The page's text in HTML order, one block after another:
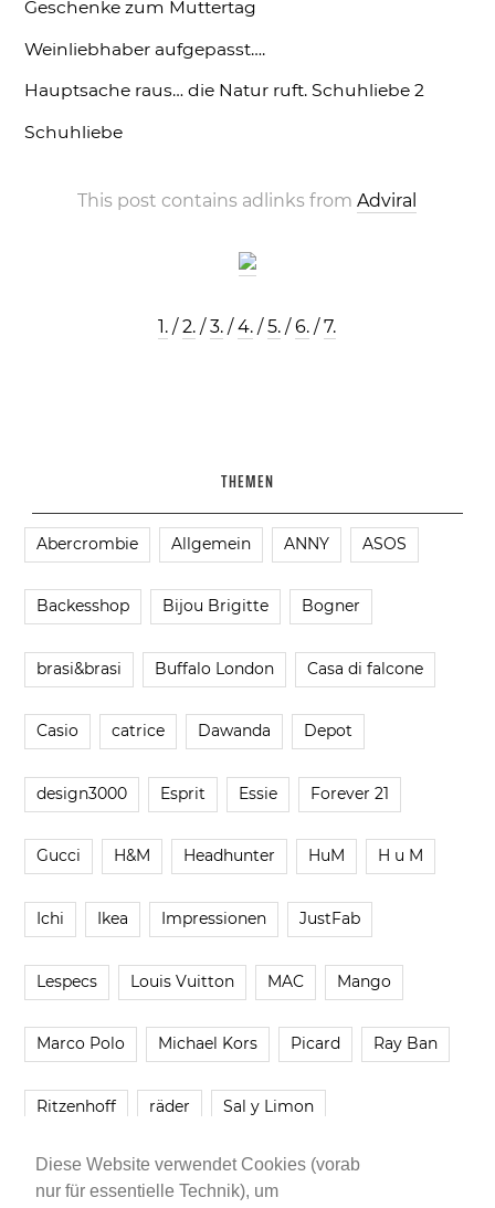
Diese Website verwendet Cookies (vorab
nur für essentielle Technik), um
Geschenke zum Muttertag
Weinliebhaber aufgepasst….
Hauptsache raus… die Natur ruft. Schuhliebe 2
Schuhliebe
This post contains adlinks fromAdviral
1. /2. /3. /4. /5. /6. /7.
THEMEN
Abercrombie Allgemein ANNY ASOS
Backesshop Bijou Brigitte Bogner
brasi&brasi Buffalo London Casa di falcone
Casio catrice Dawanda Depot
design3000 Esprit Essie Forever 21
Gucci H&M Headhunter HuM H u M
Ichi Ikea Impressionen JustFab
Lespecs Louis Vuitton MAC Mango
Marco Polo Michael Kors Picard Ray Ban
Ritzenhoff räder Sal y Limon
Smartbuyglasses smash! Steve Madden